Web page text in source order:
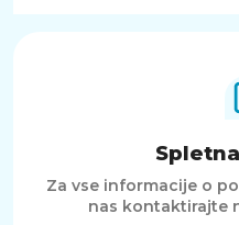
Za vse informacije o
nas kontaktirajte